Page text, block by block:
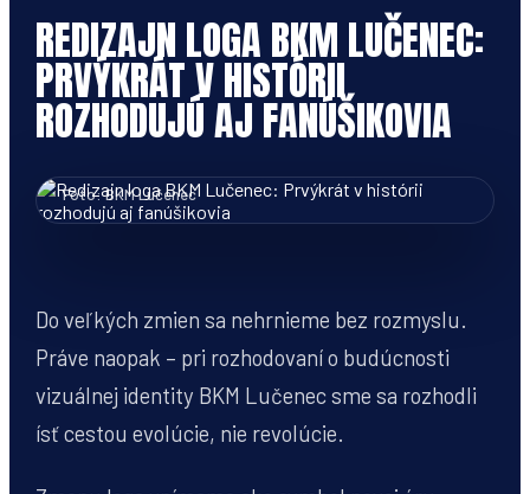
REDIZAJN LOGA BKM LUČENEC:
PRVÝKRÁT V HISTÓRII
ROZHODUJÚ AJ FANÚŠIKOVIA
Foto: BKM Lučenec
Do veľkých zmien sa nehrnieme bez rozmyslu.
Práve naopak – pri rozhodovaní o budúcnosti
vizuálnej identity BKM Lučenec sme sa rozhodli
ísť cestou evolúcie, nie revolúcie.